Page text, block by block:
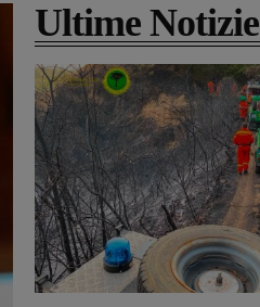
Ultime Notizie